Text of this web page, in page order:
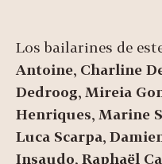
Los bailarines de
Antoine, Charline
Dedroog, Mireia
Henriques, Marine
Luca Scarpa,
Insaudo, Raphaël